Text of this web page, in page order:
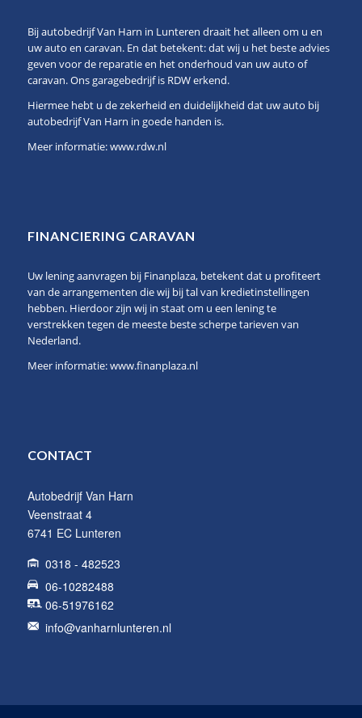
Bij autobedrijf Van Harn in Lunteren draait het alleen om u en
uw auto en caravan. En dat betekent: dat wij u het beste advies
geven voor de reparatie en het onderhoud van uw auto of
caravan. Ons garagebedrijf is RDW erkend.
Hiermee hebt u de zekerheid en duidelijkheid dat uw auto bij
autobedrijf Van Harn in goede handen is.
Meer informatie:www.rdw.nl
FINANCIERING CARAVAN
Uw lening aanvragen bij Finanplaza, betekent dat u profiteert
van de arrangementen die wij bij tal van kredietinstellingen
hebben. Hierdoor zijn wij in staat om u een lening te
verstrekken tegen de meeste beste scherpe tarieven van
Nederland.
Meer informatie:www.finanplaza.nl
CONTACT
Autobedrijf Van Harn
Veenstraat 4
6741 EC Lunteren
0318 - 482523
06-10282488
06-51976162
info@vanharnlunteren.nl